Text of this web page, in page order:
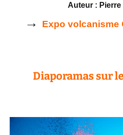
Auteur : Pierre
→ Expo volcanisme
Diaporamas sur